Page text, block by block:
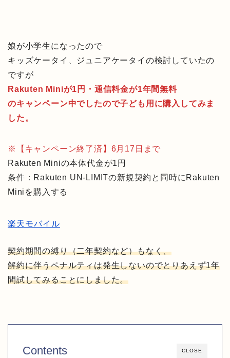
娘が小学生になったので
キッズケータイ、ジュニアケータイの検討していたの
ですが
Rakuten Miniが1円・通信料金が1年間無料
のキャンペーン中でしたので子ども用に購入してみま
した。
※【キャンペーン終了済】6月17日まで
Rakuten Miniの本体代金が1円
条件：Rakuten UN-LIMITの新規契約と同時にRakuten
Miniを購入する
楽天モバイル
契約期間の縛り（二年契約など）もなく、
解約に伴うペナルティは発生しないのでとりあえず1年
間試してみることにしました。
CLOSE
Contents